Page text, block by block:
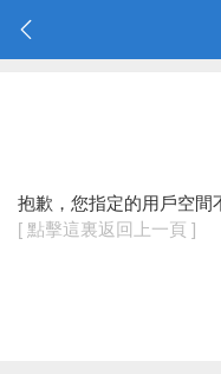
抱歉，您指定的用戶空間
[ 點擊這裏返回上一頁 ]